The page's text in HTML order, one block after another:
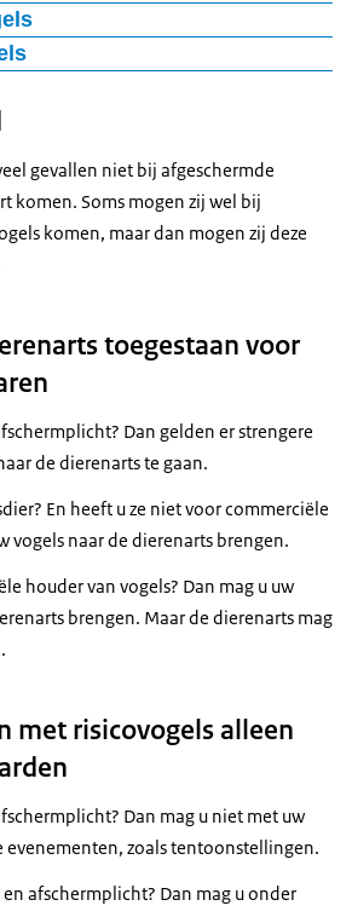
gevallen niet bij afgeschermde
komen. Soms mogen zij wel bij
komen, maar dan mogen zij deze
toegestaan voor
Dan gelden er strengere
de dierenarts te gaan.
En heeft u ze niet voor commerciële
vogels naar de dierenarts brengen.
houder van vogels? Dan mag u uw
brengen. Maar de dierenarts mag
met risicovogels alleen
Dan mag u niet met uw
evenementen, zoals tentoonstellingen.
afschermplicht? Dan mag u onder